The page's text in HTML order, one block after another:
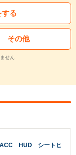
する
その他
せん
ACC HUD シートヒ